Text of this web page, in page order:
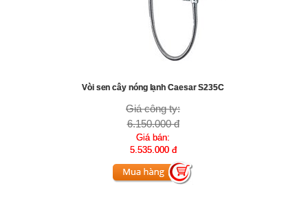
Vòi sen cây nóng lạnh Caesar S235C
Giá công ty:
6.150.000 đ
Giá bán:
5.535.000 đ